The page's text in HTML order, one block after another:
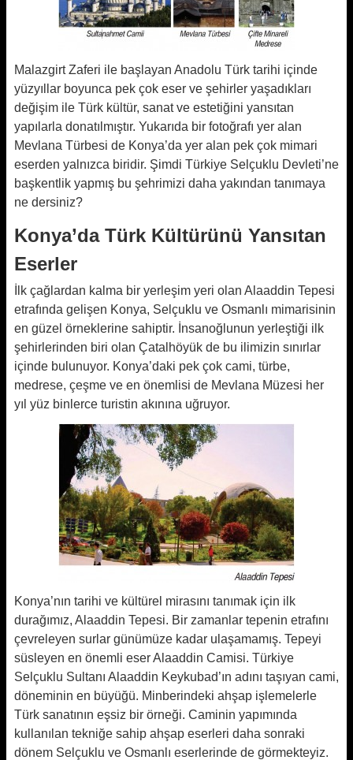
Malazgirt Zaferi ile başlayan Anadolu Türk tarihi içinde
yüzyıllar boyunca pek çok eser ve şehirler yaşadıkları
değişim ile Türk kültür, sanat ve estetiğini yansıtan
yapılarla donatılmıştır. Yukarıda bir fotoğrafı yer alan
Mevlana Türbesi de Konya’da yer alan pek çok mimari
eserden yalnızca biridir. Şimdi Türkiye Selçuklu Devleti’ne
başkentlik yapmış bu şehrimizi daha yakından tanımaya
ne dersiniz?
Konya’da Türk Kültürünü Yansıtan
Eserler
İlk çağlardan kalma bir yerleşim yeri olan Alaaddin Tepesi
etrafında gelişen Konya, Selçuklu ve Osmanlı mimarisinin
en güzel örneklerine sahiptir. İnsanoğlunun yerleştiği ilk
şehirlerinden biri olan Çatalhöyük de bu ilimizin sınırlar
içinde bulunuyor. Konya’daki pek çok cami, türbe,
medrese, çeşme ve en önemlisi de Mevlana Müzesi her
yıl yüz binlerce turistin akınına uğruyor.
Konya’nın tarihi ve kültürel mirasını tanımak için ilk
durağımız, Alaaddin Tepesi. Bir zamanlar tepenin etrafını
çevreleyen surlar günümüze kadar ulaşamamış. Tepeyi
süsleyen en önemli eser Alaaddin Camisi. Türkiye
Selçuklu Sultanı Alaaddin Keykubad’ın adını taşıyan cami,
döneminin en büyüğü. Minberindeki ahşap işlemelerle
Türk sanatının eşsiz bir örneği. Caminin yapımında
kullanılan tekniğe sahip ahşap eserleri daha sonraki
dönem Selçuklu ve Osmanlı eserlerinde de görmekteyiz.